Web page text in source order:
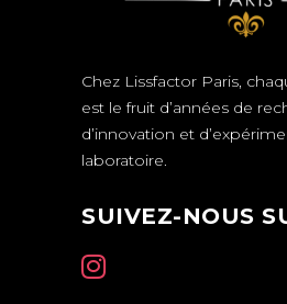
Chez Lissfactor Paris,
est le fruit d’années de
d’innovation et
laboratoire.
SUIVEZ-NOUS